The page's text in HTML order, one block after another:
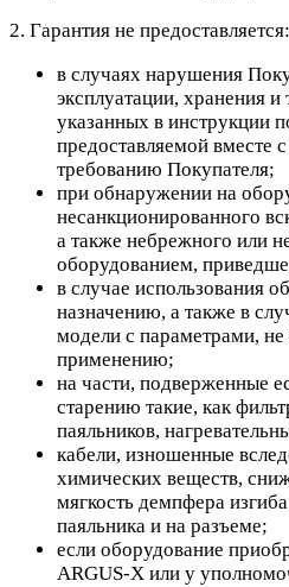
2. Гарантия не предоставляется:
в случаях нарушения
эксплуатации, хранения и
указанных в инструкции
предоставляемой вместе
требованию Покупателя;
при обнаружении на
несанкционированного
а также небрежного или
оборудованием,
в случае использования
назначению, а также в
модели с параметрами,
применению;
на части, подверженные
старению такие, как
паяльников,
кабели, изношенные
химических веществ,
мягкость демпфера
паяльника и на разъеме;
если оборудование
ARGUS-X или у